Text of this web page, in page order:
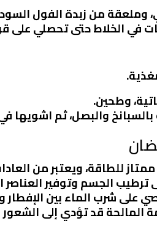
وملعقة من زبدة الفول
في الخلاط حتى تحصلي على
وطحين.
والبصل، ثم اشويها
للطاقة، ويعتبر من
ترطيب الجسم وتوفير العناصر
على شرب الماء بين
المالحة قد تؤدي إلى